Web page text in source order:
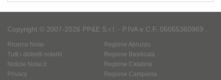
Copyright © 2007-2026 PP&E S.r.l. - P.IVA e C.F. 05055360969
Ricerca Notai
Tutti i distretti notarili
Notizie Notai.it
Privacy
Regione Abruzzo
Regione Basilicata
Regione Calabria
Regione Campania